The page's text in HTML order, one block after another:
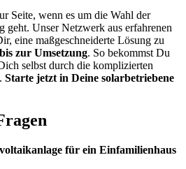
Seite, wenn es um die Wahl der
geht. Unser Netzwerk aus erfahrenen
eine maßgeschneiderte Lösung zu
zur Umsetzung. So bekommst Du
selbst durch die komplizierten
Starte jetzt in Deine solarbetriebene
für ein Einfamilienhaus